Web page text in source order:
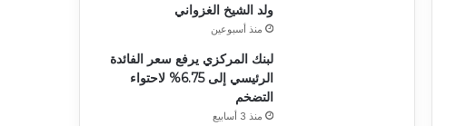
ولد الشيخ الغزواني
منذ أسبوعين
لبنك المركزي يرفع سعر الفائدة
الرئيسي إلى 6.75% لاحتواء
التضخم
منذ 3 أسابيع